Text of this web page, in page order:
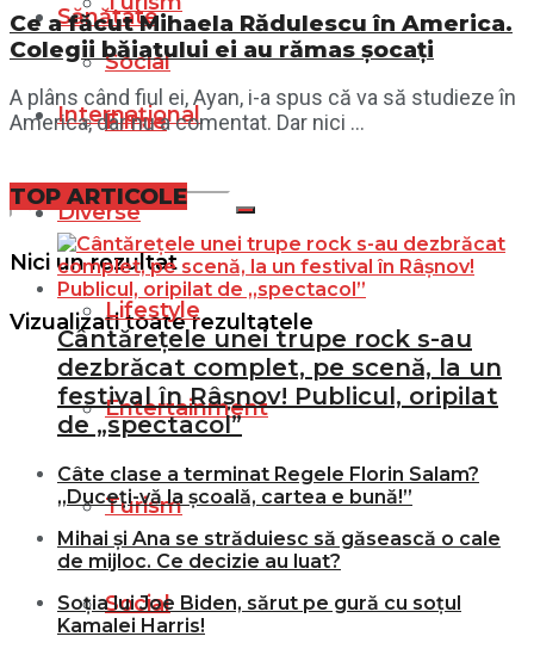
Social
Filme
Nici un rezultat
Vizualizați toate rezultatele
Sănătate
Internațional
Diverse
Lifestyle
Entertainment
Turism
Social
Ce a făcut Mihaela Rădulescu în America.
Colegii băiatului ei au rămas șocați
A plâns când fiul ei, Ayan, i-a spus că va să studieze în
America, dar nu a comentat. Dar nici ...
TOP ARTICOLE
Cântărețele unei trupe rock s-au
dezbrăcat complet, pe scenă, la un
festival în Râșnov! Publicul, oripilat
de „spectacol”
Câte clase a terminat Regele Florin Salam?
„Duceți-vă la școală, cartea e bună!”
Mihai și Ana se străduiesc să găsească o cale
de mijloc. Ce decizie au luat?
Soția lui Joe Biden, sărut pe gură cu soțul
Kamalei Harris!